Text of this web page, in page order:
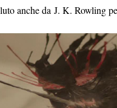
anche da J. K. Rowling